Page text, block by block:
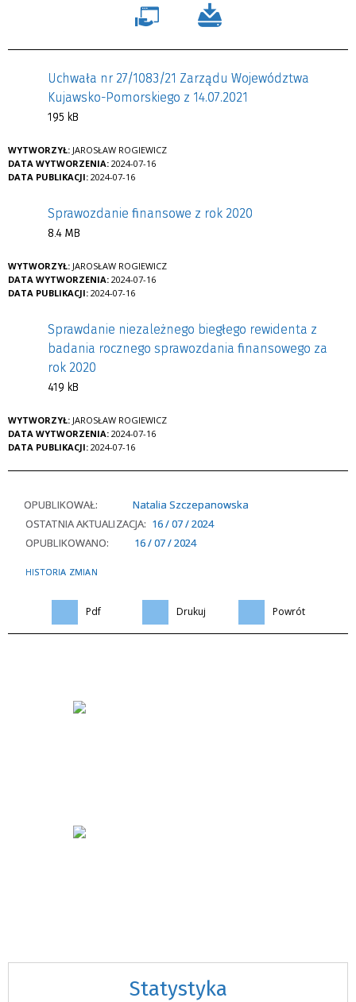
Statystyka
Uchwała nr 27/1083/21 Zarządu Województwa
Kujawsko-Pomorskiego z 14.07.2021
195 kB
WYTWORZYŁ: JAROSŁAW ROGIEWICZ
DATA WYTWORZENIA: 2024-07-16
DATA PUBLIKACJI: 2024-07-16
Sprawozdanie finansowe z rok 2020
8.4 MB
WYTWORZYŁ: JAROSŁAW ROGIEWICZ
DATA WYTWORZENIA: 2024-07-16
DATA PUBLIKACJI: 2024-07-16
Sprawdanie niezależnego biegłego rewidenta z
badania rocznego sprawozdania finansowego za
rok 2020
419 kB
WYTWORZYŁ: JAROSŁAW ROGIEWICZ
DATA WYTWORZENIA: 2024-07-16
DATA PUBLIKACJI: 2024-07-16
OPUBLIKOWAŁ:
Natalia Szczepanowska
OSTATNIA AKTUALIZACJA: 16 / 07 / 2024
OPUBLIKOWANO:
16 / 07 / 2024
HISTORIA ZMIAN
Pdf Drukuj Powrót